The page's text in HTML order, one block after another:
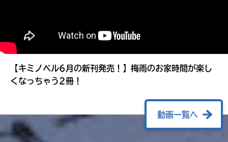
【キミノベル6月の新刊発売！】梅雨のお家時間が楽し
くなっちゃう2冊！
動画一覧へ